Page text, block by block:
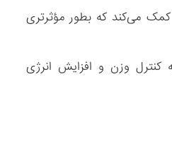
می‌کند که بطور مؤثرتری
کنترل وزن و افزایش انرژی